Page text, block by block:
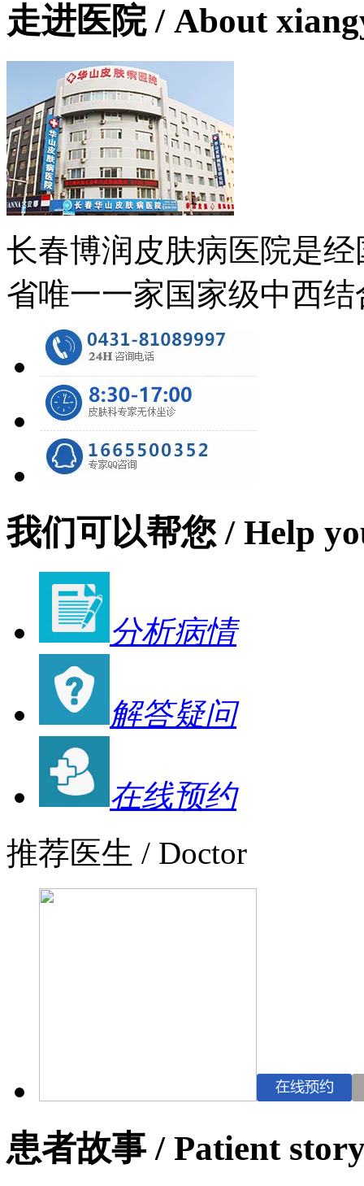
走进医院 / About
长春博润皮肤病医院是
省唯一一家国家级中西
我们可以帮您 / Help
分析病情
解答疑问
在线预约
推荐医生 / Doctor
患者故事/ Patient